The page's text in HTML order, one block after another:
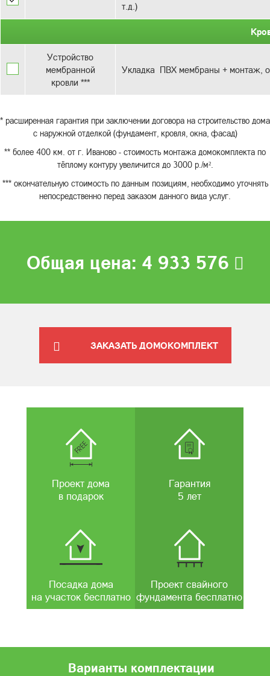
т.д.)
Устройство
мембранной
кровли ***
Укладка ПВХ мембраны + монтаж,
* расширенная гарантия при заключении договора на строительство дома
с наружной отделкой (фундамент, кровля, окна, фасад)
** более 400 км. от г. Иваново - стоимость монтажа домокомплекта по
тёплому контуру увеличится до 3000 р./м².
*** окончательную стоимость по данным позициям, необходимо уточнять
непосредственно перед заказом данного вида услуг.
Общая цена: 4 933 576
ЗАКАЗАТЬ ДОМОКОМПЛЕКТ
Проект дома
в подарок
Гарантия
5 лет
Посадка дома
на участок бесплатно
Проект свайного
фундамента бесплатно
Варианты комплектации